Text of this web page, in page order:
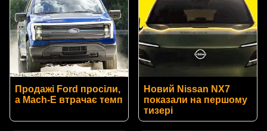
Продажі Ford просіли,
а Mach-E втрачає темп
Новий Nissan NX7
показали на першому
тизері